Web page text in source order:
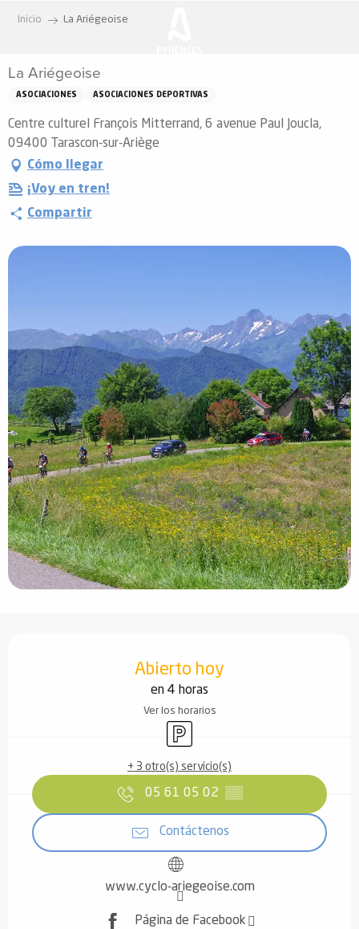
principal
Inicio La Ariégeoise
La Ariégeoise
ASOCIACIONES ASOCIACIONES DEPORTIVAS
Centre culturel François Mitterrand, 6 avenue Paul Joucla,
09400 Tarascon-sur-Ariège
Cómo llegar
¡Voy en tren!
Compartir
Abierto hoy
en 4 horas
Ver los horarios
Aparcamiento
+ 3 otro(s) servicio(s)
05 61 05 02 ▒▒
Contáctenos
www.cyclo-ariegeoise.com
Página de Facebook